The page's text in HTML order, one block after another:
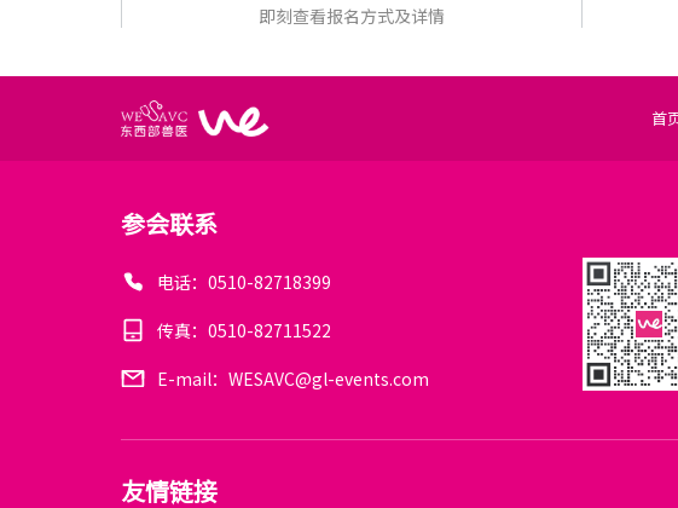
即刻查看报名方式及详情
首
参会联系
电话：0510-82718399
传真：0510-82711522
E-mail：WESAVC@gl-events.com
友情链接